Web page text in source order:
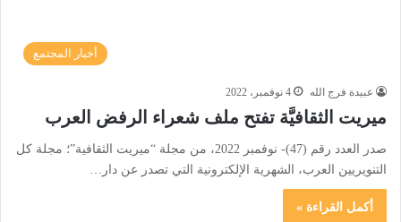
أخبار المجتمع
عبيدة فرج الله 4 نوفمبر، 2022
ميريت الثقافيَّة تفتح ملف شعراء الرفض العرب
صدر العدد رقم (47)- نوفمبر 2022، من مجلة “ميريت الثقافية”؛ مجلة كل
التنويريين العرب، الشهرية الإلكترونية التي تصدر عن دار…
أكمل القراءة »